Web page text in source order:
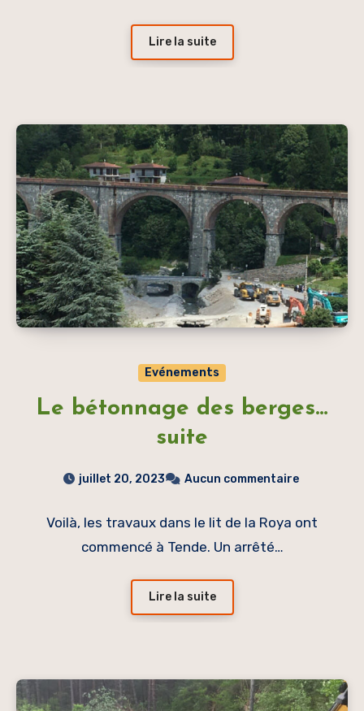
Lire la suite
Evénements
Le bétonnage des berges…
suite
juillet 20, 2023 Aucun commentaire
Voilà, les travaux dans le lit de la Roya ont
commencé à Tende. Un arrêté…
Lire la suite